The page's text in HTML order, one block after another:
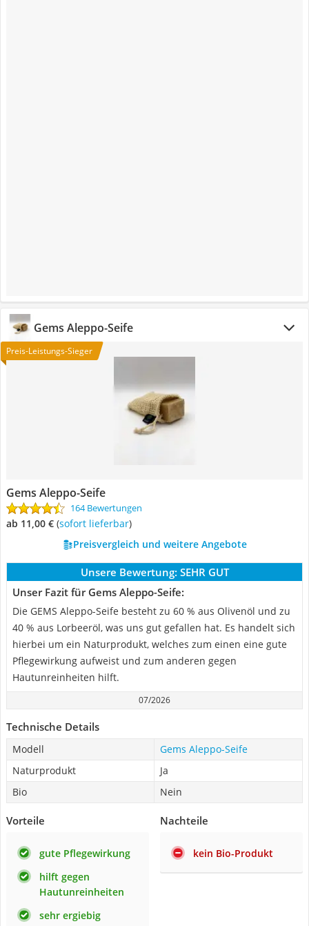
Gems Aleppo-Seife
Preis-Leistungs-Sieger
Gems Aleppo-Seife
164 Bewertungen
ab 11,00 € ( Sofort lieferbar)
Preisvergleich und weitere Angebote
Unsere Bewertung: SEHR GUT
Unser Fazit für Gems Aleppo-Seife:
Die GEMS Aleppo-Seife besteht zu 60 % aus Olivenöl und zu
40 % aus Lorbeeröl, was uns gut gefallen hat. Es handelt sich
hierbei um ein Naturprodukt, welches zum einen eine gute
Pflegewirkung aufweist und zum anderen gegen
Hautunreinheiten hilft.
07/2026
Technische Details
Modell
Gems Aleppo-Seife
Naturprodukt
Ja
Bio
Nein
Vorteile
gute Pflegewirkung
hilft gegen
Hautunreinheiten
sehr ergiebig
Nachteile
kein Bio-Produkt